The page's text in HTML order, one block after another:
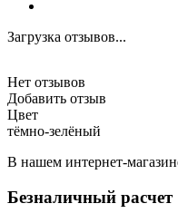
Загрузка отзывов...
Нет отзывов
Добавить отзыв
Цвет
тёмно-зелёный
В нашем интернет-
Безналичный расчет